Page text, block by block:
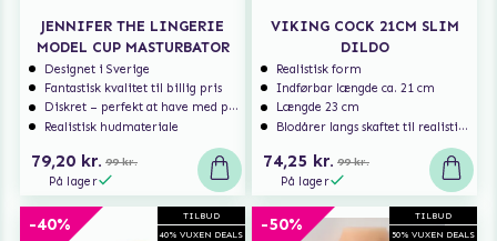
JENNIFER THE LINGERIE
MODEL CUP MASTURBATOR
Designet i Sverige
Fantastisk kvalitet til billig pris
Diskret – perfekt at have med på rejse
Realistisk hudmateriale
79,20 kr. 99 kr.
På lager
VIKING COCK 21CM SLIM
DILDO
Realistisk form
Indførbar længde ca. 21 cm
Længde 23 cm
Blodårer langs skaftet til realistisk nydelse
74,25 kr. 99 kr.
På lager
TILBUD
40% VUXEN DEALS
-40%
TILBUD
50% VUXEN DEALS
-50%